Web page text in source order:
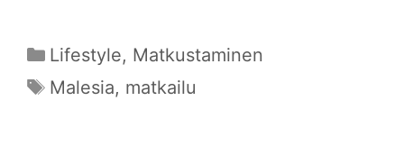
Kategoriat
Lifestyle, Matkustaminen
Avainsanat
Malesia, matkailu